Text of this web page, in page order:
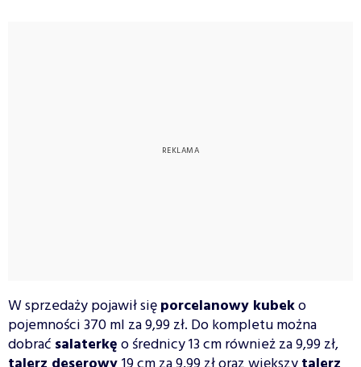
W sprzedaży pojawił sięporcelanowy kubeko
pojemności 370 ml za 9,99 zł. Do kompletu można
dobrać salaterkęo średnicy 13 cm również za 9,99 zł,